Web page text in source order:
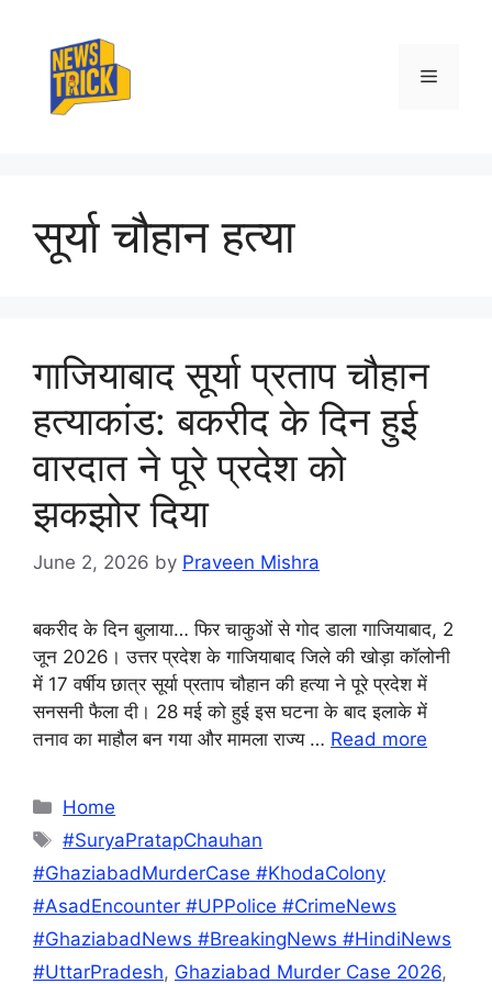
content
Menu
सूर्या चौहान हत्या
गाजियाबाद सूर्या प्रताप चौहान
हत्याकांड: बकरीद के दिन हुई
वारदात ने पूरे प्रदेश को
झकझोर दिया
June 2, 2026 by Praveen Mishra
बकरीद के दिन बुलाया… फिर चाकुओं से गोद डाला गाजियाबाद, 2
जून 2026। उत्तर प्रदेश के गाजियाबाद जिले की खोड़ा कॉलोनी
में 17 वर्षीय छात्र सूर्या प्रताप चौहान की हत्या ने पूरे प्रदेश में
सनसनी फैला दी। 28 मई को हुई इस घटना के बाद इलाके में
तनाव का माहौल बन गया और मामला राज्य … Read more
Categories
Home
Tags
#SuryaPratapChauhan
#GhaziabadMurderCase #KhodaColony
#AsadEncounter #UPPolice #CrimeNews
#GhaziabadNews #BreakingNews #HindiNews
#UttarPradesh, Ghaziabad Murder Case 2026,